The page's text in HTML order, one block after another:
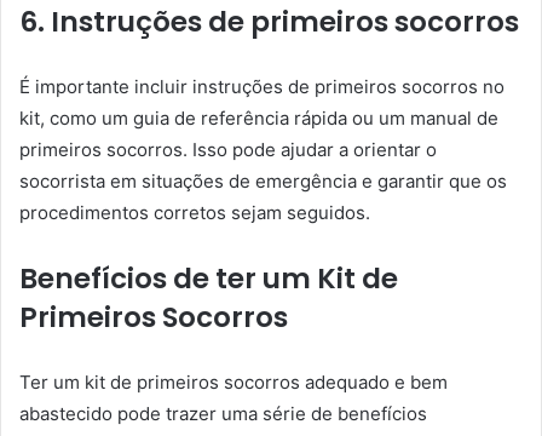
6. Instruções de primeiros socorros
É importante incluir instruções de primeiros socorros no
kit, como um guia de referência rápida ou um manual de
primeiros socorros. Isso pode ajudar a orientar o
socorrista em situações de emergência e garantir que os
procedimentos corretos sejam seguidos.
Benefícios de ter um Kit de
Primeiros Socorros
Ter um kit de primeiros socorros adequado e bem
abastecido pode trazer uma série de benefícios